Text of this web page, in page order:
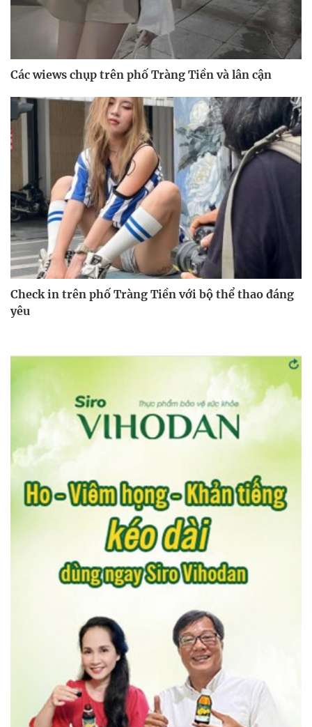
Các wiews chụp trên phố Tràng Tiền và lân cận
Check in trên phố Tràng Tiền với bộ thể thao đáng
yêu